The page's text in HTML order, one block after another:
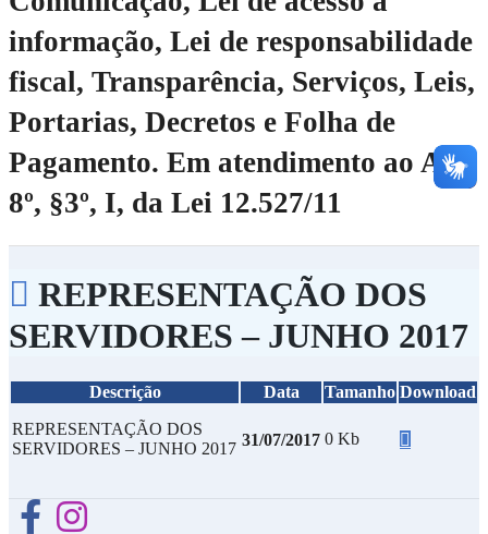
informação, Lei de responsabilidade
fiscal, Transparência, Serviços, Leis,
Portarias, Decretos e Folha de
Pagamento. Em atendimento ao Art.
8º, §3º, I, da Lei 12.527/11
REPRESENTAÇÃO DOS
SERVIDORES – JUNHO 2017
Descrição Data Tamanho Download
REPRESENTAÇÃO DOS
SERVIDORES – JUNHO 2017
31/07/2017 0 Kb